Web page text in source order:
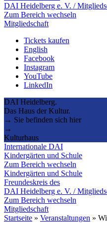
DAI Heidelberg e. V. /
Zum Bereich wechseln
Mitgliedschaft
Tickets kaufen
English
Facebook
Instagram
YouTube
LinkedIn
DAI Heidelberg.
Das Haus der Kultur.
→ Sie befinden sich hier
→
Kulturhaus
Internationale DAI
Kindergärten und Schule
Zum Bereich wechseln
Kindergärten und Schule
Freundeskreis des
DAI Heidelberg e. V. /
Zum Bereich wechseln
Mitgliedschaft
Startseite » Veranstaltungen »